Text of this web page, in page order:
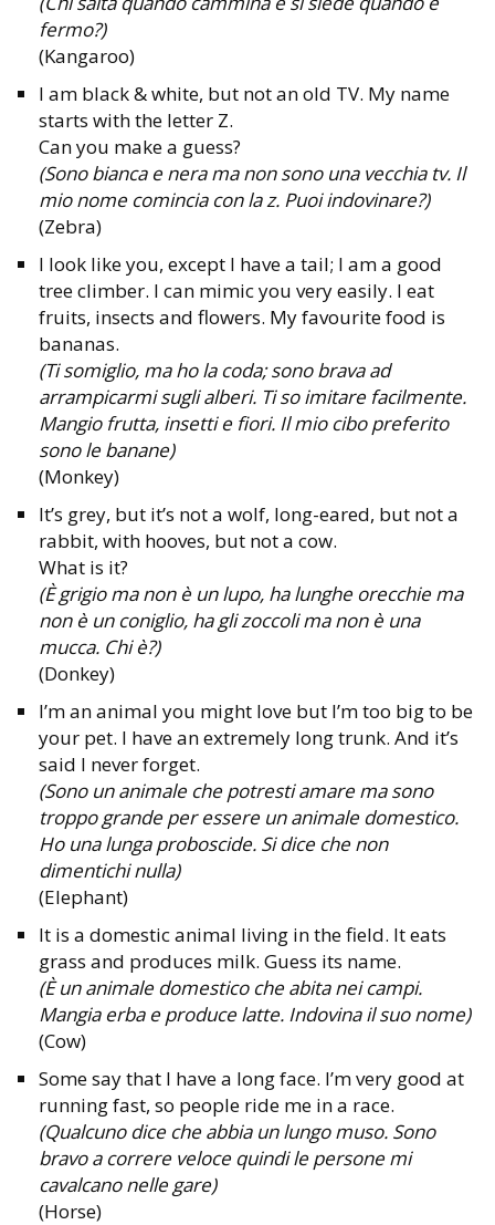
fermo?)
(Kangaroo)
I am black & white, but not an old TV. My name
starts with the letter Z.
Can you make a guess?
(Sono bianca e nera ma non sono una vecchia tv. Il
mio nome comincia con la z. Puoi indovinare?)
(Zebra)
I look like you, except I have a tail; I am a good
tree climber. I can mimic you very easily. I eat
fruits, insects and flowers. My favourite food is
bananas.
(Ti somiglio, ma ho la coda; sono brava ad
arrampicarmi sugli alberi. Ti so imitare facilmente.
Mangio frutta, insetti e fiori. Il mio cibo preferito
sono le banane)
(Monkey)
It’s grey, but it’s not a wolf, long-eared, but not a
rabbit, with hooves, but not a cow.
What is it?
(È grigio ma non è un lupo, ha lunghe orecchie ma
non è un coniglio, ha gli zoccoli ma non è una
mucca. Chi è?)
(Donkey)
I’m an animal you might love but I’m too big to be
your pet. I have an extremely long trunk. And it’s
said I never forget.
(Sono un animale che potresti amare ma sono
troppo grande per essere un animale domestico.
Ho una lunga proboscide. Si dice che non
dimentichi nulla)
(Elephant)
It is a domestic animal living in the field. It eats
grass and produces milk. Guess its name.
(È un animale domestico che abita nei campi.
Mangia erba e produce latte. Indovina il suo nome)
(Cow)
Some say that I have a long face. I’m very good at
running fast, so people ride me in a race.
(Qualcuno dice che abbia un lungo muso. Sono
bravo a correre veloce quindi le persone mi
cavalcano nelle gare)
(Horse)